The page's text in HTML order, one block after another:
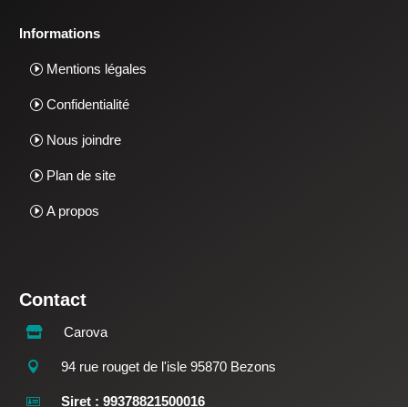
Informations
Mentions légales
Confidentialité
Nous joindre
Plan de site
A propos
Contact
 Carova
 94 rue rouget de l'isle 95870 Bezons
 Siret : 99378821500016